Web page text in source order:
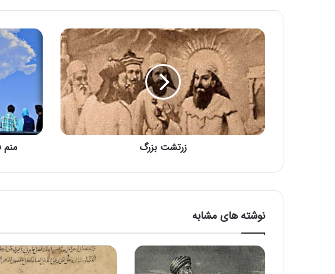
زرتشت بزرگ منم
نوشته های مشابه